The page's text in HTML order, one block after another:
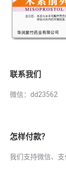
联系我们
微信：dd23562
怎样付款？
我们支持微信、支